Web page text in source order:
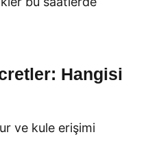
Hangisi
ve kule erişimi